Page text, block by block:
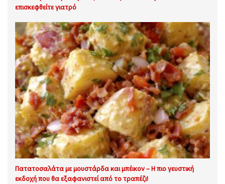
επισκεφθείτε γιατρό
Πατατοσαλάτα με μουστάρδα και μπέικον – Η πιο γευστική
εκδοχή που θα εξαφανιστεί από το τραπέζι!